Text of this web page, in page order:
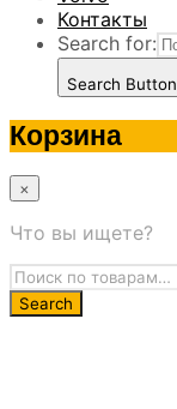
Контакты
Search for:
Search Button
Корзина
×
Что вы ищете?